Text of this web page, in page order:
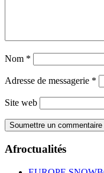
Nom *
Adresse de messagerie *
Site web
Afroctualités